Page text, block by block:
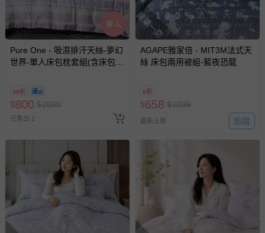
非以有形媒介提供之數位內容或一經提供即為完成之線
上服務，經消費者事先同意始提供（例如線上課程、遊
戲或活動點數等）。
已拆封之以下類型商品：
墊、寢具類等）。
-新生兒親膚衣物（嬰幼兒包巾與背巾、包屁衣、學習
-接觸性孕哺產品（奶嘴、奶瓶、擠乳器、哺乳衣、托腹
帶束縛衣、餐搖椅等）。
-其他原廠盒裝商品封口處已貼上「不可拆封」，或具警
示字句等說明貼紙、封條者。
國際航空、客運、訂房等服務。
相關的退換貨辦理流程，可詳見： 退換貨 & 退款問題
Pure One - 吸濕排汗天絲-夢幻
世界-單人床包枕套組(含床包
38折
$800 $2080
已售出 2
搶購一空
AGAPE雅家倍 - MIT3M法式天
絲 床包兩用被組-藍夜恐龍
6折
$658 $1099
最新上架 追蹤